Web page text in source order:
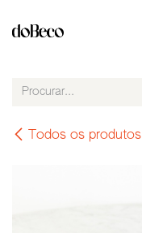
Todos os produtos